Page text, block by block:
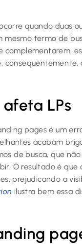
quando duas
termo de
complementarem,
LPs
pages é um
acabam
de busca, que
O resultado é
prejudicando a
ilustra bem essa